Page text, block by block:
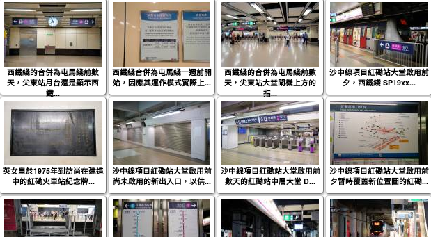
西鐵綫的合併為屯馬綫前數
天，尖東站月台還是顯示西
鐵...
西鐵綫合併為屯馬綫一週前開
始，因應其運作模式實際上...
西鐵綫的合併為屯馬綫前數
天，尖東站大堂閘機上方的
指...
沙中線項目紅磡站大堂啟用前
夕，西鐵綫 SP19xx...
英女皇於1975年到訪尚在建造
中的紅磡火車站紀念牌...
沙中線項目紅磡站大堂啟用前
尚未啟用的新出入口，以供...
沙中線項目紅磡站大堂啟用前
數天的紅磡站中層大堂 D...
沙中線項目紅磡站大堂啟用前
夕暫時覆蓋新位置圖的紅磡...